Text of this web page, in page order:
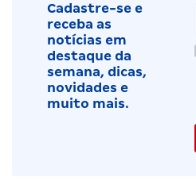
Cadastre-se e
receba as
notícias em
destaque da
semana, dicas,
novidades e
muito mais.